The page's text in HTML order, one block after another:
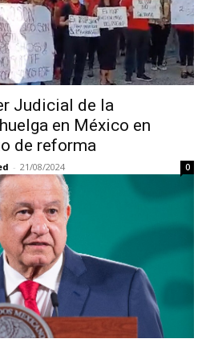
Judicial de la
en México en
de reforma
- 21/08/2024 0